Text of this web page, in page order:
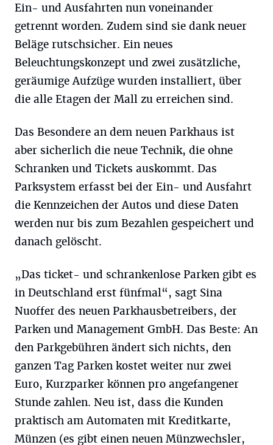
Ein- und Ausfahrten nun voneinander
getrennt worden. Zudem sind sie dank neuer
Beläge rutschsicher. Ein neues
Beleuchtungskonzept und zwei zusätzliche,
geräumige Aufzüge wurden installiert, über
die alle Etagen der Mall zu erreichen sind.
Das Besondere an dem neuen Parkhaus ist
aber sicherlich die neue Technik, die ohne
Schranken und Tickets auskommt. Das
Parksystem erfasst bei der Ein- und Ausfahrt
die Kennzeichen der Autos und diese Daten
werden nur bis zum Bezahlen gespeichert und
danach gelöscht.
„Das ticket- und schrankenlose Parken gibt es
in Deutschland erst fünfmal“, sagt Sina
Nuoffer des neuen Parkhausbetreibers, der
Parken und Management GmbH. Das Beste: An
den Parkgebühren ändert sich nichts, den
ganzen Tag Parken kostet weiter nur zwei
Euro, Kurzparker können pro angefangener
Stunde zahlen. Neu ist, dass die Kunden
praktisch am Automaten mit Kreditkarte,
Münzen (es gibt einen neuen Münzwechsler,